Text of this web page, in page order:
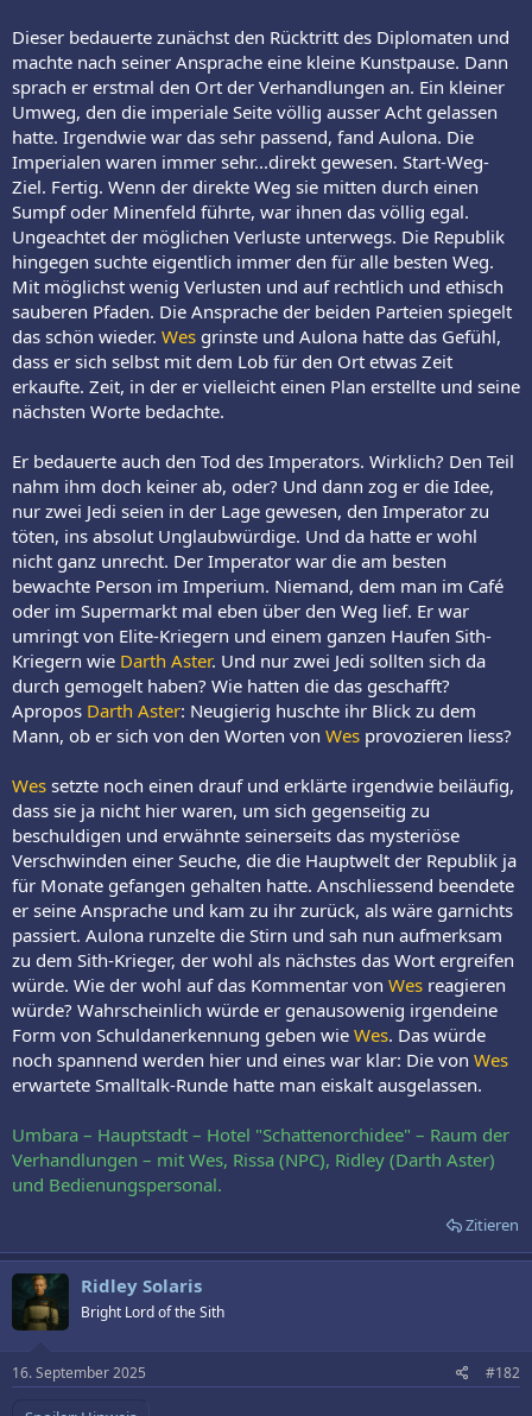
Dieser bedauerte zunächst den Rücktritt des Diplomaten und
machte nach seiner Ansprache eine kleine Kunstpause. Dann
sprach er erstmal den Ort der Verhandlungen an. Ein kleiner
Umweg, den die imperiale Seite völlig ausser Acht gelassen
hatte. Irgendwie war das sehr passend, fand Aulona. Die
Imperialen waren immer sehr...direkt gewesen. Start-Weg-
Ziel. Fertig. Wenn der direkte Weg sie mitten durch einen
Sumpf oder Minenfeld führte, war ihnen das völlig egal.
Ungeachtet der möglichen Verluste unterwegs. Die Republik
hingegen suchte eigentlich immer den für alle besten Weg.
Mit möglichst wenig Verlusten und auf rechtlich und ethisch
sauberen Pfaden. Die Ansprache der beiden Parteien spiegelt
das schön wieder. Wes grinste und Aulona hatte das Gefühl,
dass er sich selbst mit dem Lob für den Ort etwas Zeit
erkaufte. Zeit, in der er vielleicht einen Plan erstellte und seine
nächsten Worte bedachte.
Er bedauerte auch den Tod des Imperators. Wirklich? Den Teil
nahm ihm doch keiner ab, oder? Und dann zog er die Idee,
nur zwei Jedi seien in der Lage gewesen, den Imperator zu
töten, ins absolut Unglaubwürdige. Und da hatte er wohl
nicht ganz unrecht. Der Imperator war die am besten
bewachte Person im Imperium. Niemand, dem man im Café
oder im Supermarkt mal eben über den Weg lief. Er war
umringt von Elite-Kriegern und einem ganzen Haufen Sith-
Kriegern wie Darth Aster. Und nur zwei Jedi sollten sich da
durch gemogelt haben? Wie hatten die das geschafft?
Apropos Darth Aster: Neugierig huschte ihr Blick zu dem
Mann, ob er sich von den Worten von Wes provozieren liess?
Wes setzte noch einen drauf und erklärte irgendwie beiläufig,
dass sie ja nicht hier waren, um sich gegenseitig zu
beschuldigen und erwähnte seinerseits das mysteriöse
Verschwinden einer Seuche, die die Hauptwelt der Republik ja
für Monate gefangen gehalten hatte. Anschliessend beendete
er seine Ansprache und kam zu ihr zurück, als wäre garnichts
passiert. Aulona runzelte die Stirn und sah nun aufmerksam
zu dem Sith-Krieger, der wohl als nächstes das Wort ergreifen
würde. Wie der wohl auf das Kommentar von Wes reagieren
würde? Wahrscheinlich würde er genausowenig irgendeine
Form von Schuldanerkennung geben wie Wes. Das würde
noch spannend werden hier und eines war klar: Die von Wes
erwartete Smalltalk-Runde hatte man eiskalt ausgelassen.
Umbara – Hauptstadt – Hotel "Schattenorchidee" – Raum der
Verhandlungen – mit Wes, Rissa (NPC), Ridley (Darth Aster)
und Bedienungspersonal.
Zitieren
Ridley Solaris
Bright Lord of the Sith
16. September 2025 #182